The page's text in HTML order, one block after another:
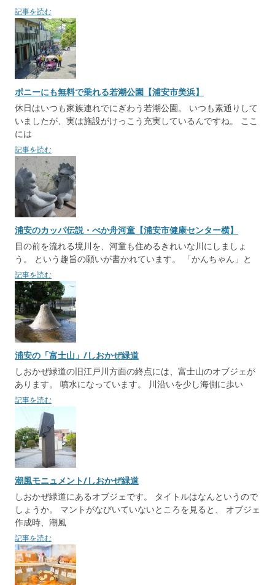
記事を読む
ポニーにも無料で乗れる若潮公園【浦安市美浜】
休日はいつも家族連れでにぎわう若潮公園。 いつも素通りして
いましたが、実は施設がけっこう充実しているんですね。 ここ
には
記事を読む
浦安のカッパ伝説・べか舟河童【浦安市健康センター横】
目の前を流れる境川を、河童も住めるきれいな川にしましょ
う。 という趣旨の願いが書かれています。 「かんちゃん」と
記事を読む
浦安の「富士山」/しおかぜ緑道
しおかぜ緑道の旧江戸川方面の終点には、富士山のオブジェが
あります。 噴水になっています。 川沿いを少し海側に歩い
記事を読む
潮風モニュメント/しおかぜ緑道
しおかぜ緑道にあるオブジェです。 タイトルはなんというので
しょうか。 マントがなびいていないところを見ると、 オブジェ
作成時、潮風
記事を読む